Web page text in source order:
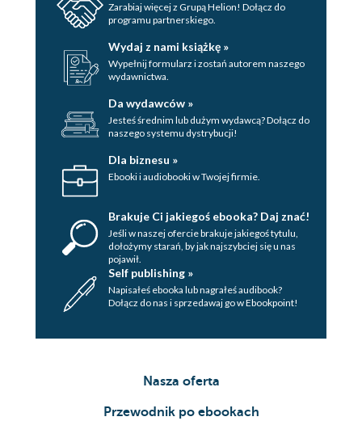
Zarabiaj więcej z Grupą Helion! Dołącz do
programu partnerskiego.
Wydaj z nami książkę »
Wypełnij formularz i zostań autorem naszego
wydawnictwa.
Da wydawców »
Jesteś średnim lub dużym wydawcą? Dołącz do
naszego systemu dystrybucji!
Dla biznesu »
Ebooki i audiobooki w Twojej firmie.
Brakuje Ci jakiegoś ebooka? Daj znać!
Jeśli w naszej ofercie brakuje jakiegoś tytulu,
dołożymy starań, by jak najszybciej się u nas
pojawił.
Self publishing »
Napisałeś ebooka lub nagrałeś audibook?
Dołącz do nas i sprzedawaj go w Ebookpoint!
Nasza oferta
Przewodnik po ebookach